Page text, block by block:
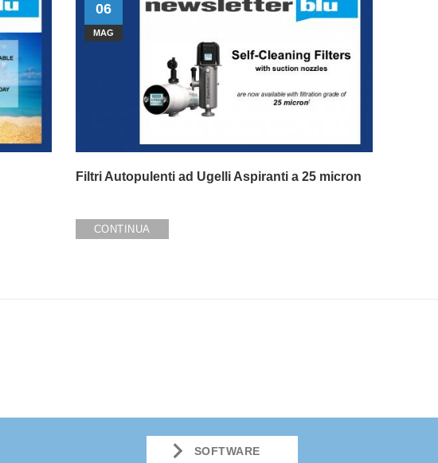
06
MAG
Filtri Autopulenti ad Ugelli Aspiranti a 25 micron
CONTINUA
SOFTWARE